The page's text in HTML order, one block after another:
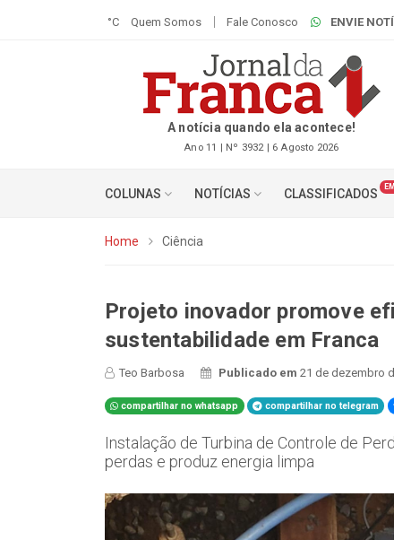
°C Quem Somos Fale Conosco ENVIE
A notícia quando ela acontece!
Ano 11 | Nº 3932 | 6 Agosto 2026
COLUNAS NOTÍCIAS CLASSIFICADOS
Home Ciência
Projeto inovador promove
sustentabilidade em Franca
Teo Barbosa Publicado em21 de dezembro
compartilhar no whatsapp compartilhar no telegram
Instalação de Turbina de Controle de
perdas e produz energia limpa